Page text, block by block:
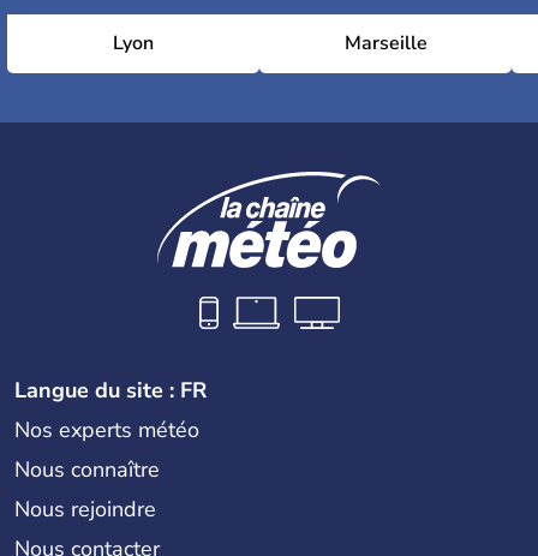
Lyon Marseille
Langue du site : FR
Nos experts météo
Nous connaître
Nous rejoindre
Nous contacter